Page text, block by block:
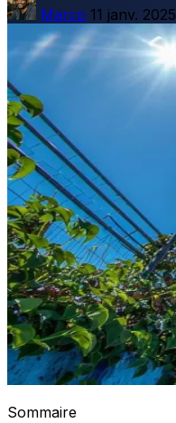
Marco 11 janv. 2025
Sommaire